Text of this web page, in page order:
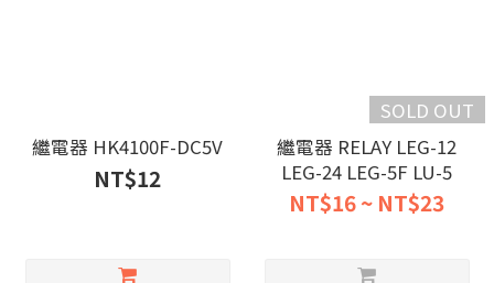
繼電器 HK4100F-DC5V
NT$12
SOLD OUT
繼電器 RELAY LEG-12
LEG-24 LEG-5F LU-5
NT$16 ~ NT$23